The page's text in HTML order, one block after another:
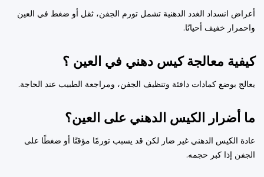
أعراض انسداد الغدد الدهنية تشمل تورم الجفن، ثقل أو ضغط في العين
واحمرار خفيف أحيانًا.
كيفية معالجة كيس دهني في العين ؟
يعالج بوضع كمادات دافئة وتنظيف الجفن، ومراجعة الطبيب عند الحاجة.
ما أضرار الكيس الدهني على العين؟
عادة الكيس الدهني غير ضار لكن قد يسبب تورمًا مؤقتًا أو ضغطًا على
الجفن إذا كبر حجمه.